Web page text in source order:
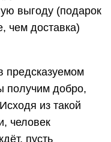
выгоду (подарок
чем доставка)
предсказуемом
получим добро,
из такой
человек
пусть